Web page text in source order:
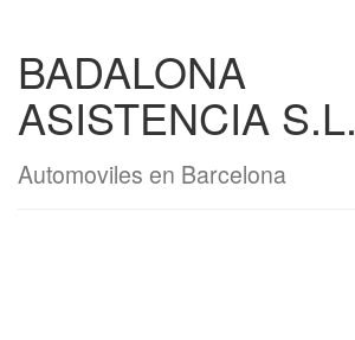
BADALONA
ASISTENCIA S.L.
Automoviles en Barcelona